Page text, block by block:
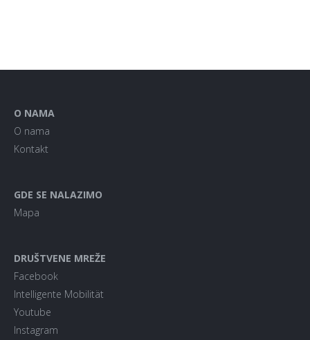
O NAMA
O nama
Kontakt
GDE SE NALAZIMO
Mapa
DRUŠTVENE MREŽE
Facebook
Intelligente Mobilität
Youtube
Instagram